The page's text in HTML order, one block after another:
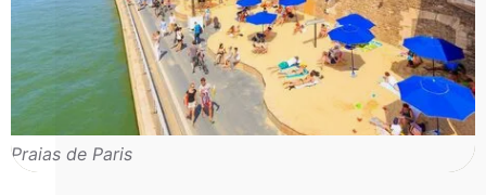
Praias de Paris